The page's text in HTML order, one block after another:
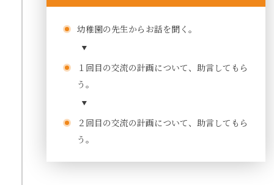
幼稚園の先生からお話を聞く。
１回目の交流の計画について、助言してもら
う。
２回目の交流の計画について、助言してもら
う。